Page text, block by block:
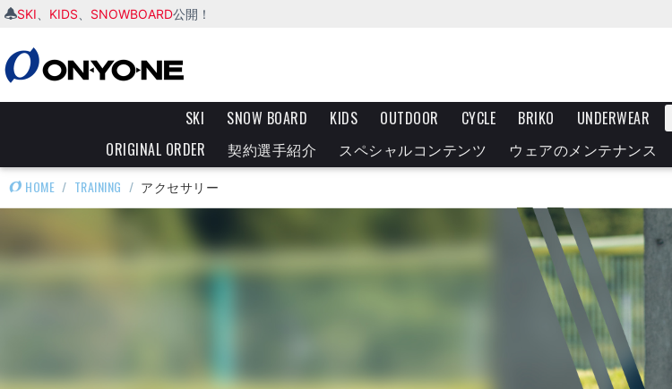
SKI KIDS SNOWBOARD公開！
SKI SNOW BOARD KIDS OUTDOOR CYCLE BRIKO UNDERWEAR
ORIGINAL ORDER
契約選手紹介 スペシャルコンテンツ ウェアのメンテナンス
HOME / TRAINING / アクセサリー